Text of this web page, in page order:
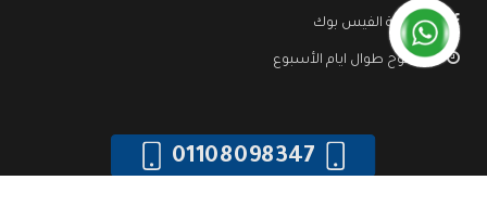
صفحة الفيس بوك
مفتوح طوال ايام الأسبوع
01108098347